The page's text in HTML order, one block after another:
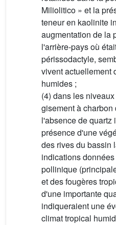
Miliolitico » et la
teneur en kaolinite
augmentation de la
l'arrière-pays où
périssodactyle,
vivent actuellement
humides ;
(4) dans les
gisement à charbon
l'absence de quartz
présence d'une
des rives du bassin
indications
pollinique
et des fougères
d'une importante
indiqueraient une
climat tropical